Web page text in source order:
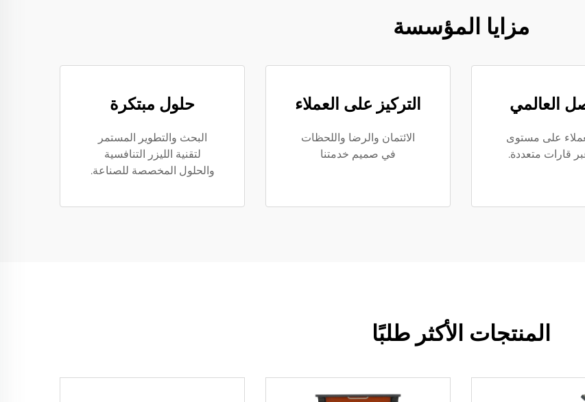
مزايا المؤسسة
العالمي
على مستوى
قارات متعددة.
التركيز على العملاء
الائتمان والرضا واللحظات
في صميم خدمتنا
حلول مبتكرة
البحث والتطوير المستمر
لتقنية الليزر التنافسية
والحلول المخصصة للصناعة.
المنتجات الأكثر طلبًا